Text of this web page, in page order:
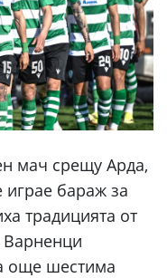
мач срещу Арда,
бараж за
традицията от
Варненци
още шестима